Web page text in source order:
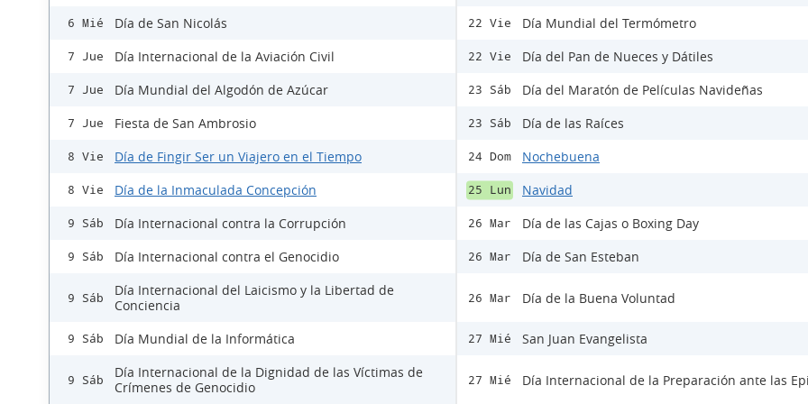
6 Mié Día de San Nicolás
7 Jue Día Internacional de la Aviación Civil
7 Jue Día Mundial del Algodón de Azúcar
7 Jue Fiesta de San Ambrosio
8 Vie Día de Fingir Ser un Viajero en el Tiempo
8 Vie Día de la Inmaculada Concepción
9 Sáb Día Internacional contra la Corrupción
9 Sáb Día Internacional contra el Genocidio
9 Sáb
Día Internacional del Laicismo y la Libertad de
Conciencia
9 Sáb Día Mundial de la Informática
9 Sáb
Día Internacional de la Dignidad de las Víctimas de
Crímenes de Genocidio
22 Vie Día Mundial del Termómetro
22 Vie Día del Pan de Nueces y Dátiles
23 Sáb Día del Maratón de Películas Navideñas
23 Sáb Día de las Raíces
24 Dom Nochebuena
25 Lun Navidad
26 Mar Día de las Cajas o Boxing Day
26 Mar Día de San Esteban
26 Mar Día de la Buena Voluntad
27 Mié San Juan Evangelista
27 Mié Día Internacional de la Preparación ante las